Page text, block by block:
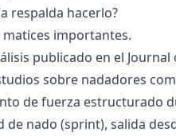
respalda hacerlo?
matices importantes.
publicado en el
sobre nadadores
de fuerza estructurado
de nado (sprint), salida